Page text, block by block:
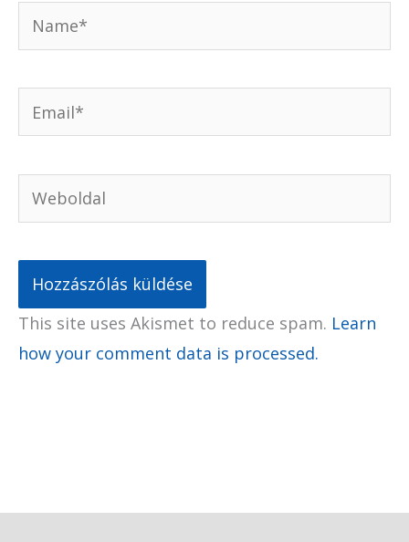
Name*
Email*
Weboldal
This site uses Akismet to reduce spam. Learn
how your comment data is processed.